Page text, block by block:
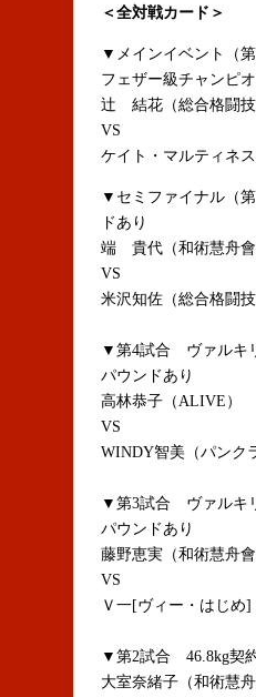
＜全対戦カード＞
▼メインイベント（
フェザー級チャンピ
辻 結花（総合格闘
VS
ケイト・マルティネ
▼セミファイナル（
ドあり
端 貴代（和術慧舟會
VS
米沢知佐（総合格闘
▼第4試合 ヴァルキ
パウンドあり
高林恭子（ALIVE）
VS
WINDY智美（パンク
▼第3試合 ヴァルキ
パウンドあり
藤野恵実（和術慧舟
VS
Ｖ一[ヴィー・はじめ]
▼第2試合 46.8kg契
大室奈緒子（和術慧